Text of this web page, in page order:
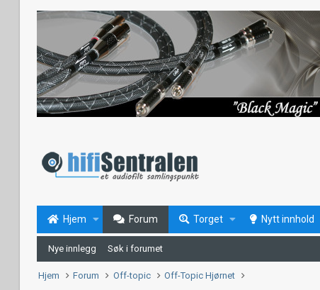
Hjem Forum Torget Nytt innhold
Nye innlegg Søk i forumet
Hjem Forum Off-topic Off-Topic Hjørnet